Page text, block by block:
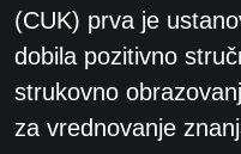
(CUK) prva je
dobila pozitivno
strukovno
za vrednovanje